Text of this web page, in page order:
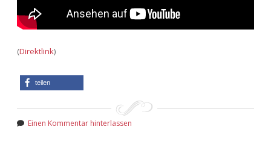
(Direktlink)
teilen
Einen Kommentar hinterlassen